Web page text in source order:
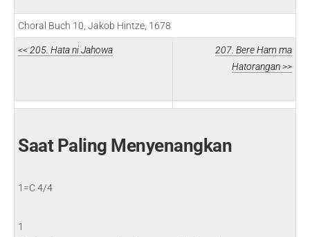
Choral Buch 10, Jakob Hintze, 1678
<< 205. Hata ni Jahowa
207. Bere Ham ma
Hatorangan >>
Saat Paling Menyenangkan
1=C 4/4
1